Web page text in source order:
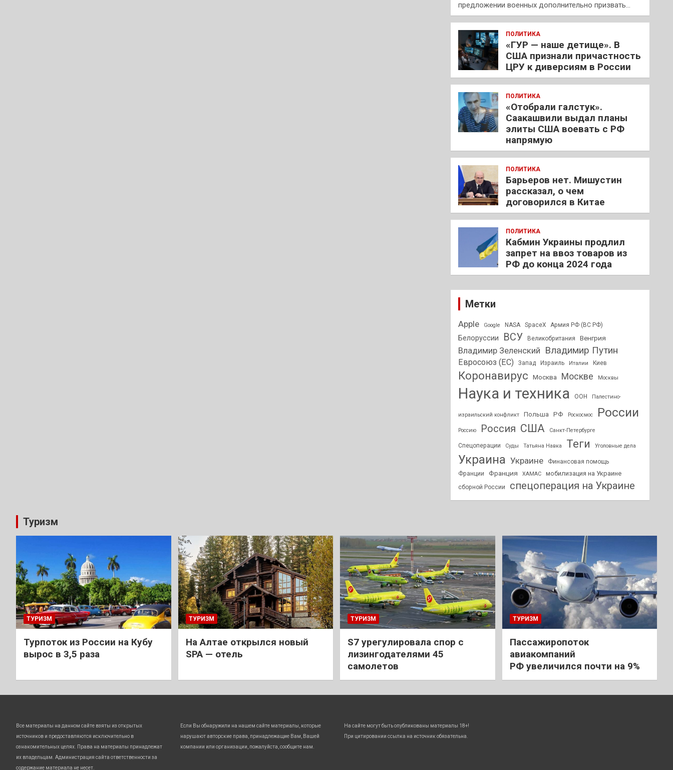
предложении военных дополнительно призвать…
ПОЛИТИКА
«ГУР — наше детище». В
США признали причастность
ЦРУ к диверсиям в России
ПОЛИТИКА
«Отобрали галстук».
Саакашвили выдал планы
элиты США воевать с РФ
напрямую
ПОЛИТИКА
Барьеров нет. Мишустин
рассказал, о чем
договорился в Китае
ПОЛИТИКА
Кабмин Украины продлил
запрет на ввоз товаров из
РФ до конца 2024 года
Метки
Apple Google NASA SpaceX Армия РФ (ВС РФ)
Белоруссии ВСУ Великобритания Венгрия
Владимир Зеленский Владимир Путин
Евросоюз (ЕС) Запад Израиль Италии Киев
Коронавирус Москва Москве Москвы
Наука и техника ООН Палестино-
израильский конфликт Польша РФ Роскосмос России
Россию Россия США Санкт-Петербурге
Спецоперации Суды Татьяна Навка Теги Уголовные дела
Украина Украине
Финансовая помощь
Франции
Франция ХАМАС мобилизация на Украине
сборной России спецоперация на Украине
Туризм
ТУРИЗМ
Турпоток из России на Кубу
вырос в 3,5 раза
ТУРИЗМ
На Алтае открылся новый
SPA — отель
ТУРИЗМ
S7 урегулировала спор с
лизингодателями 45
самолетов
ТУРИЗМ
Пассажиропоток
авиакомпаний
РФ увеличился почти на 9%
Все материалы на данном сайте взяты из открытых
источников и предоставляются исключительно в
ознакомительных целях. Права на материалы принадлежат
их владельцам. Администрация сайта ответственности за
содержание материала не несет.
Если Вы обнаружили на нашем сайте материалы, которые
нарушают авторские права, принадлежащие Вам, Вашей
компании или организации, пожалуйста, сообщите нам.
На сайте могут быть опубликованы материалы 18+!
При цитировании ссылка на источник обязательна.